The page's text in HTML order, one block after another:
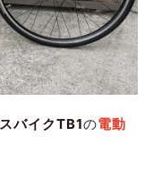
バイクTB1の電動